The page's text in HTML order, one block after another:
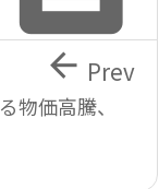
物価高騰、
 Prev